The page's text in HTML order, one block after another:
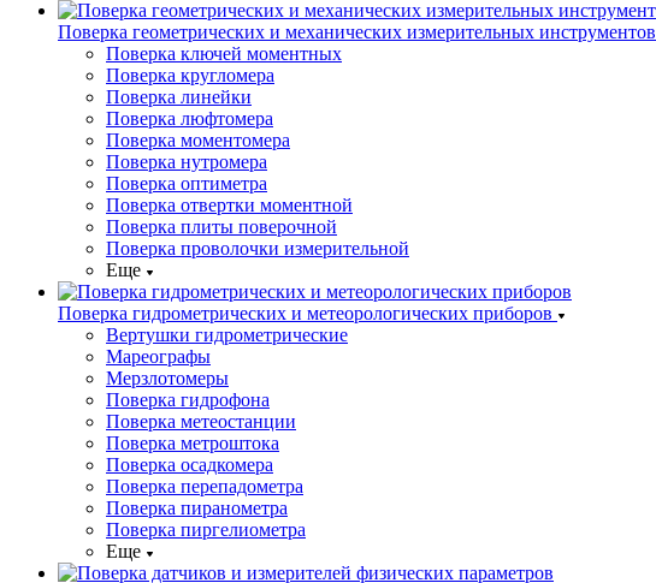
Поверка геометрических и механических измерительных инструментов
Поверка ключей моментных
Поверка кругломера
Поверка линейки
Поверка люфтомера
Поверка моментомера
Поверка нутромера
Поверка оптиметра
Поверка отвертки моментной
Поверка плиты поверочной
Поверка проволочки измерительной
Еще
Поверка гидрометрических и метеорологических приборов
Вертушки гидрометрические
Мареографы
Мерзлотомеры
Поверка гидрофона
Поверка метеостанции
Поверка метроштока
Поверка осадкомера
Поверка перепадометра
Поверка пиранометра
Поверка пиргелиометра
Еще